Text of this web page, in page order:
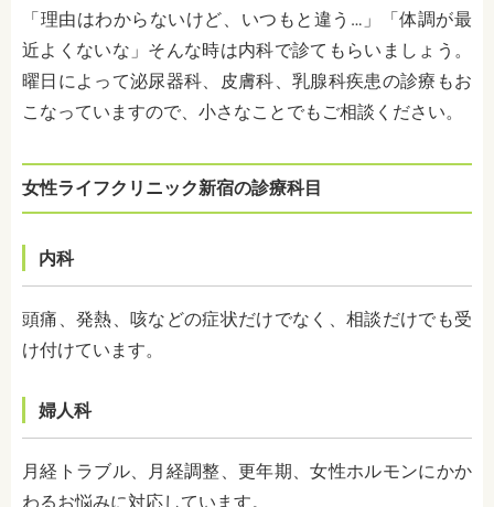
「理由はわからないけど、いつもと違う…」「体調が最
近よくないな」そんな時は内科で診てもらいましょう。
曜日によって泌尿器科、皮膚科、乳腺科疾患の診療もお
こなっていますので、小さなことでもご相談ください。
女性ライフクリニック新宿の診療科目
内科
頭痛、発熱、咳などの症状だけでなく、相談だけでも受
け付けています。
婦人科
月経トラブル、月経調整、更年期、女性ホルモンにかか
わるお悩みに対応しています。